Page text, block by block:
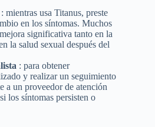
: mientras usa Titanus, preste
en los síntomas. Muchos
significativa tanto en la
la salud sexual después del
: para obtener
y realizar un seguimiento
a un proveedor de atención
los síntomas persisten o